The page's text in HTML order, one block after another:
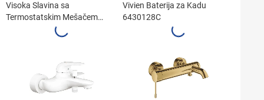
Visoka Slavina sa
Termostatskim Mešačem
Vivien Baterija za Kadu
6430128C